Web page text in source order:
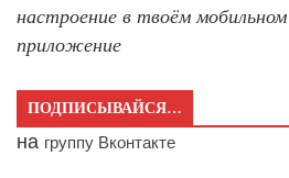
настроение в твоём
приложение
ПОДПИСЫВАЙСЯ…
на группу Вконтакте